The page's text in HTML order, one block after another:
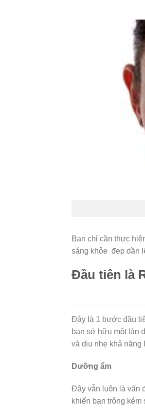
Bạn chỉ cần thực
sáng khỏe đẹp dần
Đầu tiên là
Đây là 1 bước đầu
bạn sở hữu một làn
và dịu nhẹ khả năng
Dưỡng ẩm
Đây vẫn luôn là vấn
khiến bạn trông